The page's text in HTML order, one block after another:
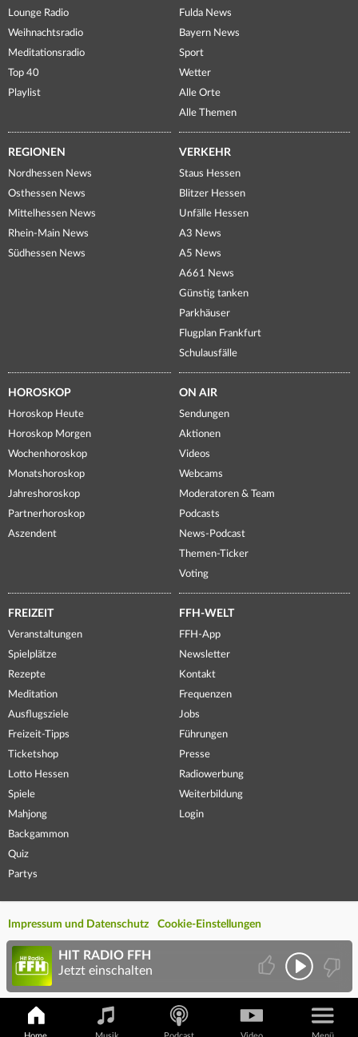
Lounge Radio
Weihnachtsradio
Meditationsradio
Top 40
Playlist
Fulda News
Bayern News
Sport
Wetter
Alle Orte
Alle Themen
REGIONEN
Nordhessen News
Osthessen News
Mittelhessen News
Rhein-Main News
Südhessen News
VERKEHR
Staus Hessen
Blitzer Hessen
Unfälle Hessen
A3 News
A5 News
A661 News
Günstig tanken
Parkhäuser
Flugplan Frankfurt
Schulausfälle
HOROSKOP
Horoskop Heute
Horoskop Morgen
Wochenhoroskop
Monatshoroskop
Jahreshoroskop
Partnerhoroskop
Aszendent
ON AIR
Sendungen
Aktionen
Videos
Webcams
Moderatoren & Team
Podcasts
News-Podcast
Themen-Ticker
Voting
FREIZEIT
Veranstaltungen
Spielplätze
Rezepte
Meditation
Ausflugsziele
Freizeit-Tipps
Ticketshop
Lotto Hessen
Spiele
Mahjong
Backgammon
Quiz
Partys
FFH-WELT
FFH-App
Newsletter
Kontakt
Frequenzen
Jobs
Führungen
Presse
Radiowerbung
Weiterbildung
Login
Impressum und Datenschutz Cookie-Einstellungen
HIT RADIO FFH
Jetzt einschalten